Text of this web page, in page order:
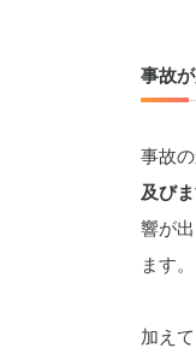
事故
事故
及び
響が
ます。
加えて